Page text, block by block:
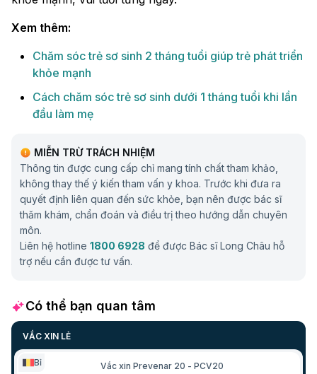
Xem thêm:
Chăm sóc trẻ sơ sinh 2 tháng tuổi giúp trẻ phát triển
khỏe mạnh
Cách chăm sóc trẻ sơ sinh dưới 1 tháng tuổi khi lần
đầu làm mẹ
MIỄN TRỪ TRÁCH NHIỆM
Thông tin được cung cấp chỉ mang tính chất tham khảo,
không thay thế ý kiến tham vấn y khoa. Trước khi đưa ra
quyết định liên quan đến sức khỏe, bạn nên được bác sĩ
thăm khám, chẩn đoán và điều trị theo hướng dẫn chuyên
môn.
Liên hệ hotline 1800 6928 để được Bác sĩ Long Châu hỗ
trợ nếu cần được tư vấn.
Có thể bạn quan tâm
VẮC XIN LẺ
Bỉ Vắc xin Prevenar 20 - PCV20